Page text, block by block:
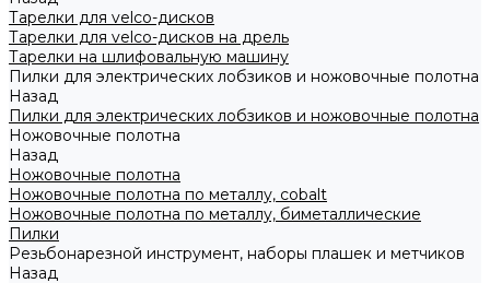
Тарелки для velco-дисков
Тарелки для velco-дисков на дрель
Тарелки на шлифовальную машину
Пилки для электрических лобзиков и ножовочные полотна
Назад
Пилки для электрических лобзиков и ножовочные полотна
Ножовочные полотна
Назад
Ножовочные полотна
Ножовочные полотна по металлу, cobalt
Ножовочные полотна по металлу, биметаллические
Пилки
Резьбонарезной инструмент, наборы плашек и метчиков
Назад